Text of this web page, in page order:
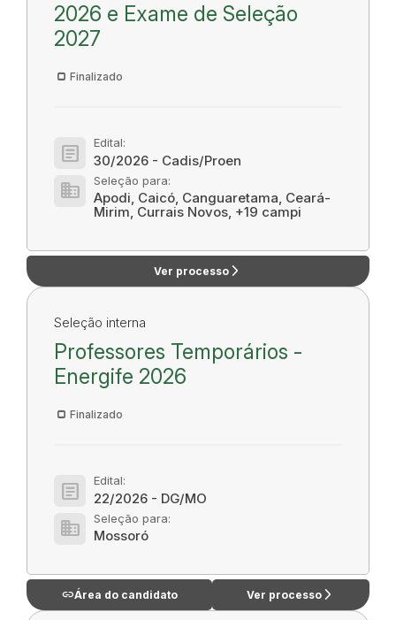
2026 e Exame de Seleção
2027
Finalizado
article Edital:
30/2026 - Cadis/Proen
domain Seleção para:
Apodi, Caicó, Canguaretama, Ceará-
Mirim, Currais Novos, +19 campi
Ver processo arrow_forward_ios
Seleção interna
Professores Temporários -
Energife 2026
Finalizado
article Edital:
22/2026 - DG/MO
domain Seleção para:
Mossoró
linkÁrea do candidato Ver processo arrow_forward_ios